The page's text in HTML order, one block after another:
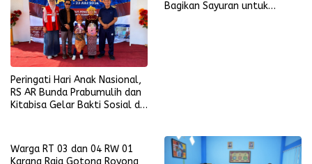
Peringati Hari Anak Nasional,
RS AR Bunda Prabumulih dan
Kitabisa Gelar Bakti Sosial di
Bagikan Sayuran untuk
Warga RT 03 dan 04 RW 01